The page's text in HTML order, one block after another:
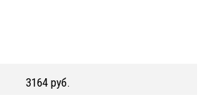
3164 руб.